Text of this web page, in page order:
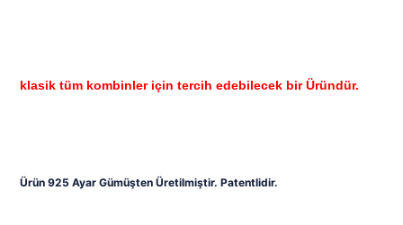
klasik tüm kombinler için tercih edebilecek bir Üründür.
Ürün 925 Ayar Gümüşten Üretilmiştir. Patentlidir.